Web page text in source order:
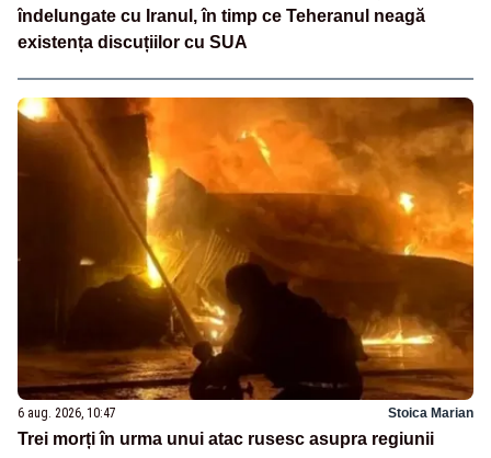
îndelungate cu Iranul, în timp ce Teheranul neagă
existența discuțiilor cu SUA
6 aug. 2026, 10:47 Stoica Marian
Trei morți în urma unui atac rusesc asupra regiunii